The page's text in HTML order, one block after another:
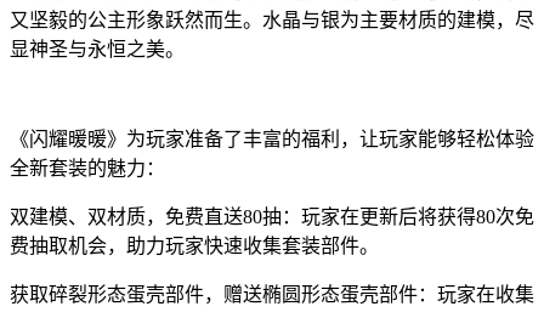
又坚毅的公主形象跃然而生。水晶与银为主要材质的建模，尽
显神圣与永恒之美。
《闪耀暖暖》为玩家准备了丰富的福利，让玩家能够轻松体验
全新套装的魅力：
双建模、双材质，免费直送80抽：玩家在更新后将获得80次免
费抽取机会，助力玩家快速收集套装部件。
获取碎裂形态蛋壳部件，赠送椭圆形态蛋壳部件：玩家在收集